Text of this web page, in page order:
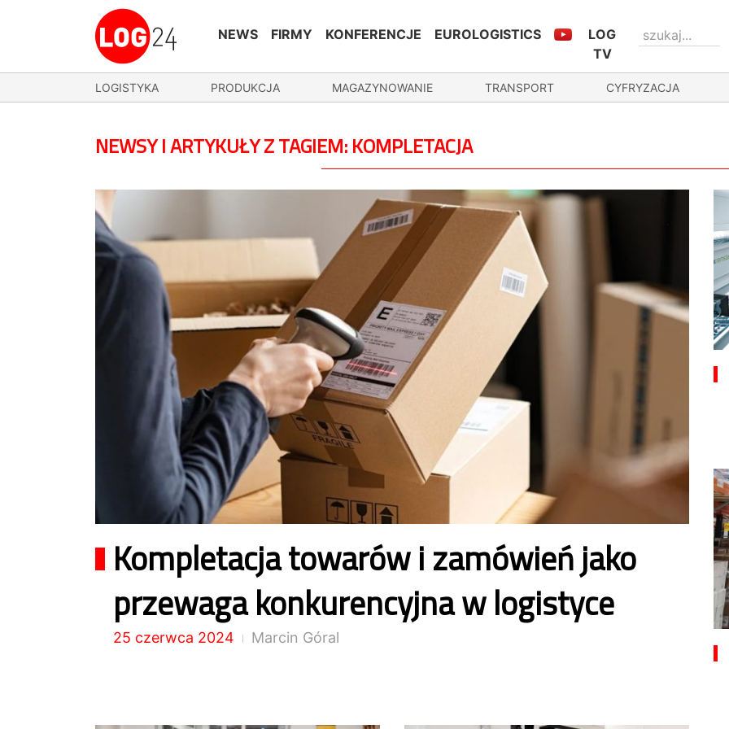
NEWS FIRMY KONFERENCJE EUROLOGISTICS
LOG
TV
LOGISTYKA PRODUKCJA MAGAZYNOWANIE TRANSPORT CYFRYZACJA
NEWSY I ARTYKUŁY Z TAGIEM: KOMPLETACJA
Kompletacja towarów i zamówień jako
przewaga konkurencyjna w logistyce
25 czerwca 2024 Marcin Góral